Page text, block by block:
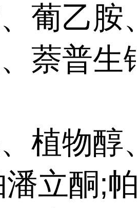
葡乙胺
萘普生
植物醇
立酮;